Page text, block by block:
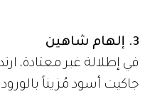
3. إلهام شاهين
في إطلالة غير معتادة،
جاكيت أسود مُزيناً